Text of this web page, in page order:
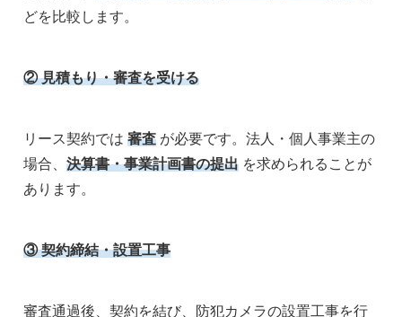
どを比較します。
②見積もり・審査を受ける
リース契約では審査 が必要です。法人・個人事業主の
場合、決算書・事業計画書の提出 を求められることが
あります。
③契約締結・設置工事
審査通過後、契約を結び、防犯カメラの設置工事を行